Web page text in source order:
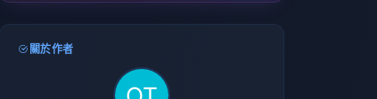
關於作者